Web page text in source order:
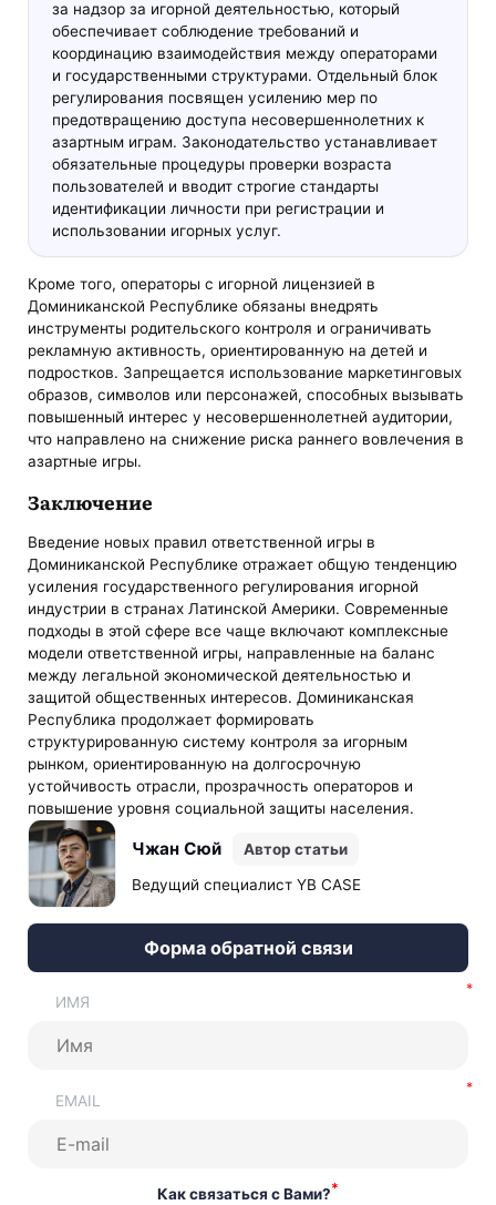
за надзор за игорной деятельностью, который
обеспечивает соблюдение требований и
координацию взаимодействия между операторами
и государственными структурами. Отдельный блок
регулирования посвящен усилению мер по
предотвращению доступа несовершеннолетних к
азартным играм. Законодательство устанавливает
обязательные процедуры проверки возраста
пользователей и вводит строгие стандарты
идентификации личности при регистрации и
использовании игорных услуг.
Кроме того, операторы с игорной лицензией в
Доминиканской Республике обязаны внедрять
инструменты родительского контроля и ограничивать
рекламную активность, ориентированную на детей и
подростков. Запрещается использование маркетинговых
образов, символов или персонажей, способных вызывать
повышенный интерес у несовершеннолетней аудитории,
что направлено на снижение риска раннего вовлечения в
азартные игры.
Заключение
Введение новых правил ответственной игры в
Доминиканской Республике отражает общую тенденцию
усиления государственного регулирования игорной
индустрии в странах Латинской Америки. Современные
подходы в этой сфере все чаще включают комплексные
модели ответственной игры, направленные на баланс
между легальной экономической деятельностью и
защитой общественных интересов. Доминиканская
Республика продолжает формировать
структурированную систему контроля за игорным
рынком, ориентированную на долгосрочную
устойчивость отрасли, прозрачность операторов и
повышение уровня социальной защиты населения.
Чжан Сюй
Автор статьи
Ведущий специалист YB CASE
Форма обратной связи
ИМЯ
EMAIL
Как связаться с Вами?*